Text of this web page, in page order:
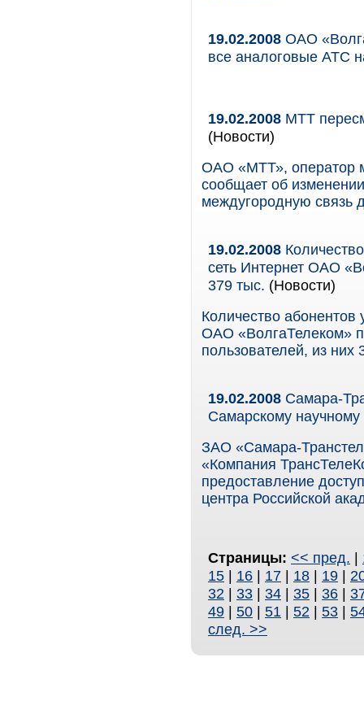
19.02.2008 ОАО
все аналоговые АТС
19.02.2008 МТТ
(Новости)
ОАО «МТТ», оператор
сообщает об
междугородную связь
19.02.2008
сеть Интернет ОАО
379 тыс. (Новости)
Количество абонентов
ОАО «ВолгаТелеком»
пользователей, из них
19.02.2008 Самара-
Самарскому
ЗАО «Самара-
«Компания
предоставление
центра Российской
Страницы: << пред. |
15 | 16 | 17 | 18 | 19 |
32 | 33 | 34 | 35 | 36 |
49 | 50 | 51 | 52 | 53 |
след. >>